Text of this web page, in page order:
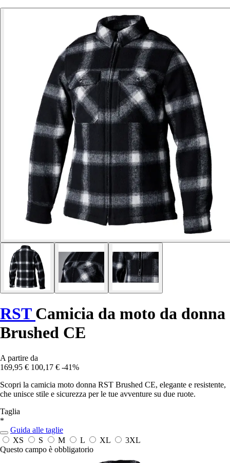
RST Camicia da moto da donna
Brushed CE
A partire da
169,95 € 100,17 € -41%
Scopri la camicia moto donna RST Brushed CE, elegante e resistente,
che unisce stile e sicurezza per le tue avventure su due ruote.
Taglia
*
Guida alle taglie
XS
S M L XL
3XL
Questo campo è obbligatorio